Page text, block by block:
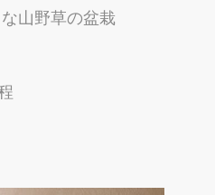
山野草の盆栽